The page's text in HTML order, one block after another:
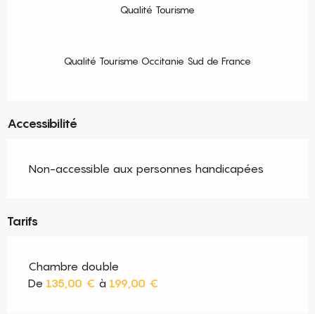
Qualité Tourisme
Qualité Tourisme Occitanie Sud de France
Accessibilité
Non-accessible aux personnes handicapées
Tarifs
Chambre double
De 135,00 € à 199,00 €